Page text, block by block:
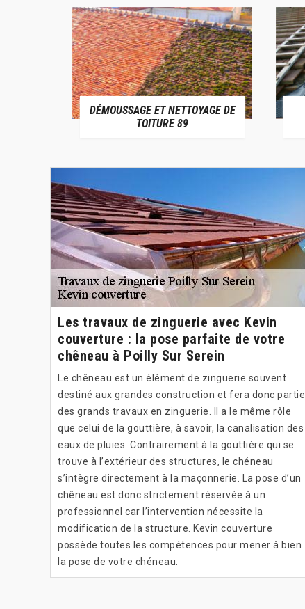
DÉMOUSSAGE ET NETTOYAGE DE
TOITURE 89
Les travaux de zinguerie avec Kevin
couverture : la pose parfaite de votre
chêneau à Poilly Sur Serein
Le chêneau est un élément de zinguerie souvent
destiné aux grandes construction et fera donc partie
des grands travaux en zinguerie. Il a le même rôle
que celui de la gouttière, à savoir, la canalisation des
eaux de pluies. Contrairement à la gouttière qui se
trouve à l’extérieur des structures, le chéneau
s’intègre directement à la maçonnerie. La pose d’un
chêneau est donc strictement réservée à un
professionnel car l’intervention nécessite la
modification de la structure. Kevin couverture
possède toutes les compétences pour mener à bien
la pose de votre chéneau.